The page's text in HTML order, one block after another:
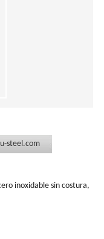
steel.com
inoxidable sin costura,